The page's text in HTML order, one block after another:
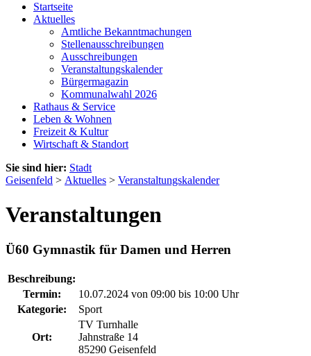
Startseite
Aktuelles
Amtliche Bekanntmachungen
Stellenausschreibungen
Ausschreibungen
Veranstaltungskalender
Bürgermagazin
Kommunalwahl 2026
Rathaus & Service
Leben & Wohnen
Freizeit & Kultur
Wirtschaft & Standort
Sie sind hier: Stadt
Geisenfeld > Aktuelles > Veranstaltungskalender
Veranstaltungen
Ü60 Gymnastik für Damen und Herren
Beschreibung:
Termin:
10.07.2024 von 09:00 bis 10:00 Uhr
Kategorie:
Sport
Ort:
TV Turnhalle
Jahnstraße 14
85290 Geisenfeld